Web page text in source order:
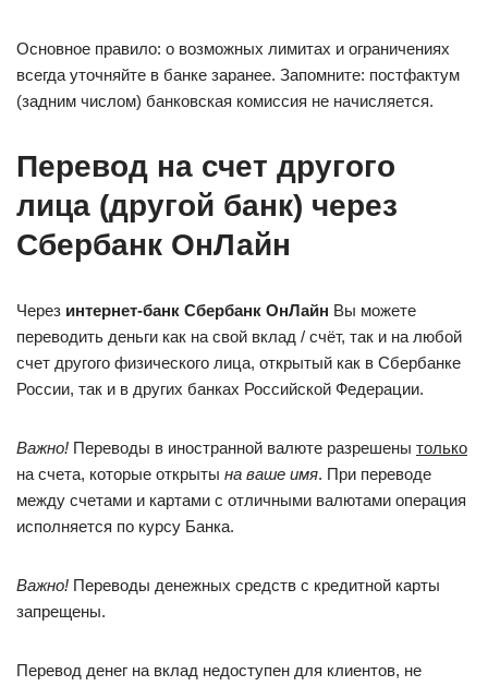
Основное правило: о возможных лимитах и ограничениях
всегда уточняйте в банке заранее. Запомните: постфактум
(задним числом) банковская комиссия не начисляется.
Перевод на счет другого
лица (другой банк) через
Сбербанк ОнЛайн
Через интернет-банк Сбербанк ОнЛайн Вы можете
переводить деньги как на свой вклад / счёт, так и на любой
счет другого физического лица, открытый как в Сбербанке
России, так и в других банках Российской Федерации.
Важно! Переводы в иностранной валюте разрешены только
на счета, которые открыты на ваше имя. При переводе
между счетами и картами с отличными валютами операция
исполняется по курсу Банка.
Важно! Переводы денежных средств с кредитной карты
запрещены.
Перевод денег на вклад недоступен для клиентов, не